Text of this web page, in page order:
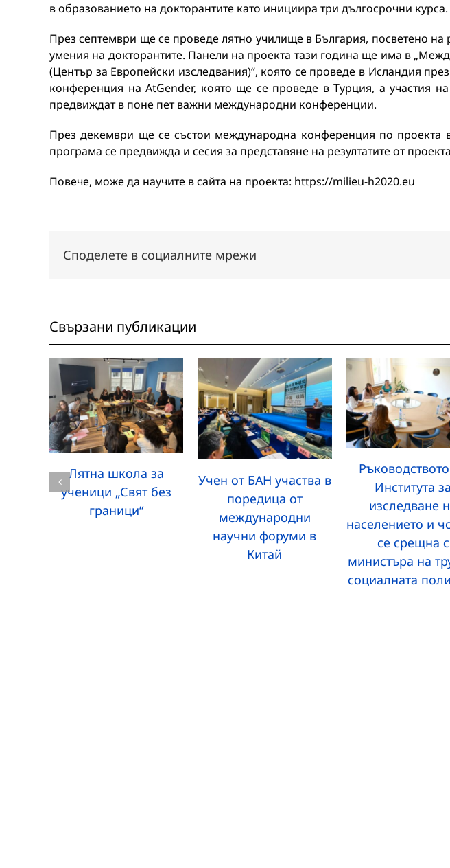
в образованието на докторантите като инициира три дългосрочни курса.
През септември ще се проведе лятно училище в България, посветено на
умения на докторантите. Панели на проекта тази година ще има в
(Център за Европейски изследвания)“, която се проведе в Исландия
конференция на AtGender, която ще се проведе в Турция, а участия
предвиждат в поне пет важни международни конференции.
През декември ще се състои международна конференция по проекта
програма се предвижда и сесия за представяне на резултатите от
Повече, може да научите в сайта на проекта: https://milieu-h2020.eu
Споделете в социалните мрежи
Свързани публикации
Лятна школа за
ученици „Свят без
граници“
Учен от БАН участва в
поредица от
международни
научни форуми в
Китай
Института за
изследване
населението и
се срещна с
министъра на
социалната